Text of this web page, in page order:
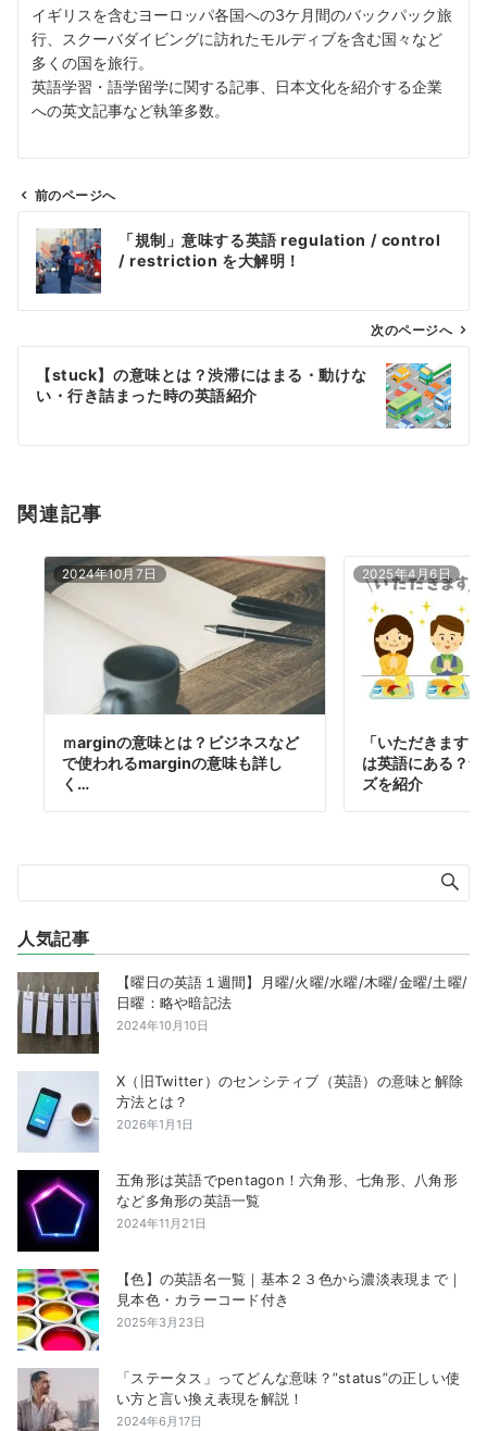
イギリスを含むヨーロッパ各国への3ケ月間のバックパック旅
行、スクーバダイビングに訪れたモルディブを含む国々など
多くの国を旅行。
英語学習・語学留学に関する記事、日本文化を紹介する企業
への英文記事など執筆多数。
ビ
ン
前のページへ
「規制」意味する英語 regulation / control
/ restriction を大解明！
次のページへ
【stuck】の意味とは？渋滞にはまる・動けな
い・行き詰まった時の英語紹介
関連記事
2024年10月7日
ｍarginの意味とは？ビジネスなど
で使われるmarginの意味も詳し
く…
2025年4月6日
「いただきます
は英語にある？
ズを紹介
人気記事
【曜日の英語１週間】月曜/火曜/水曜/木曜/金曜/土曜/
日曜：略や暗記法
2024年10月10日
X（旧Twitter）のセンシティブ（英語）の意味と解除
方法とは？
2026年1月1日
五角形は英語でpentagon！六角形、七角形、八角形
など多角形の英語一覧
2024年11月21日
【色】の英語名一覧｜基本２３色から濃淡表現まで｜
見本色・カラーコード付き
2025年3月23日
「ステータス」ってどんな意味？”status”の正しい使
い方と言い換え表現を解説！
2024年6月17日